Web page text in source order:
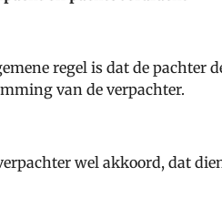
regel is dat de pachter
van de verpachter.
wel akkoord, dat